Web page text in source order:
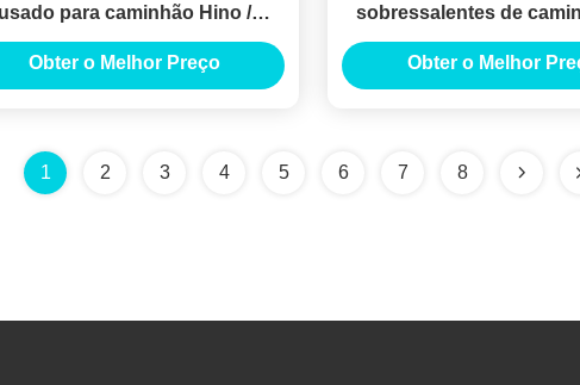
usado para caminhão Hino /
máquina de engenharia de
escavadeira
Obter o Melhor Preço
sobressalentes de
Evaporador
Obter o Melhor
1 2 3 4 5 6 7 8